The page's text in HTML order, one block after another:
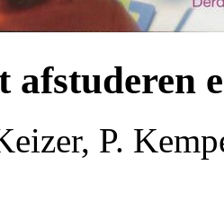
afstuderen
P.